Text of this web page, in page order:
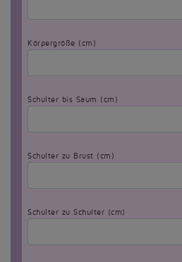
Körpergröße (cm)
Schulter bis Saum (cm)
Schulter zu Brust (cm)
Schulter zu Schulter (cm)